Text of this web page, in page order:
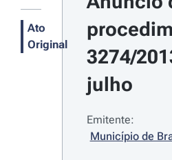
Ato
Original
3274/
julho
Emitente:
Município de